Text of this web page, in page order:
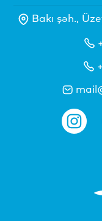
Bakı şəh.,